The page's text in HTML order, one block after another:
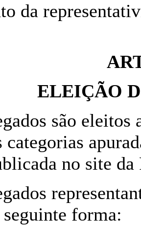
da
ELEIÇÃO
são eleitos
categorias
no site da
forma: